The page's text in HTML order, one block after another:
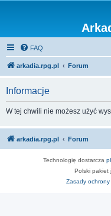
FAQ
arkadia.rpg.pl Forum
Informacje
W tej chwili nie możesz użyć
arkadia.rpg.pl Forum
Technologię dostarcza
Polski pakiet
Zasady